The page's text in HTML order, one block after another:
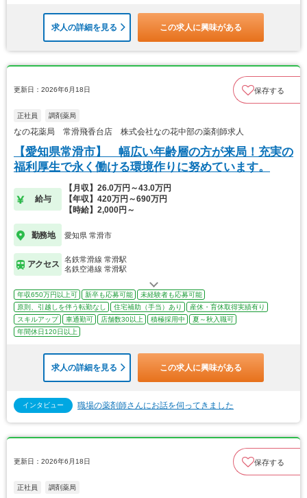
求人の詳細を見る この求人に興味がある
更新日：2026年6月18日 保存する
正社員 調剤薬局
なの花薬局 常滑飛香台店 株式会社なの花中部の薬剤師求人
【愛知県常滑市】 幅広い年齢層の方が来局！充実の
福利厚生で永く働ける環境作りに努めています。
給与
【月収】26.0万円～43.0万円
【年収】420万円～690万円
【時給】2,000円～
勤務地 愛知県 常滑市
アクセス
名鉄常滑線 常滑駅
名鉄空港線 常滑駅
年収650万円以上可 新卒も応募可能
未経験者も応募可能
原則、引越しを伴う転勤なし
住宅補助（手当）あり
産休・育休取得実績有り
スキルアップ
車通勤可 店舗数30以上 積極採用中
夏～秋入職可
年間休日120日以上
求人の詳細を見る この求人に興味がある
インタビュー 職場の薬剤師さんにお話を伺ってきました
更新日：2026年6月18日 保存する
正社員 調剤薬局